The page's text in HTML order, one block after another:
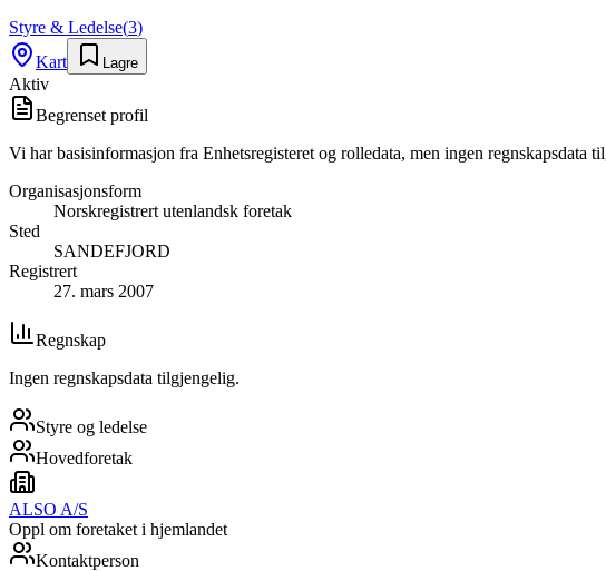
Styre & Ledelse(3)
Kart
Lagre
Aktiv
Begrenset profil
Vi har basisinformasjon fra Enhetsregisteret og rolledata, men ingen regnskapsdata
Organisasjonsform
Norskregistrert utenlandsk foretak
Sted
SANDEFJORD
Registrert
27. mars 2007
Regnskap
Ingen regnskapsdata tilgjengelig.
Styre og ledelse
Hovedforetak
ALSO A/S
Oppl om foretaket i hjemlandet
Kontaktperson